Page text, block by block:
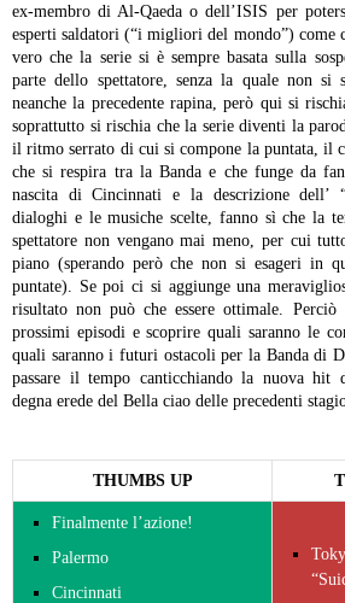
ex-membro di Al-Qaeda o dell’ISIS per
esperti saldatori (“i migliori del mondo”) come
vero che la serie si è sempre basata sulla
parte dello spettatore, senza la quale non si
neanche la precedente rapina, però qui si
soprattutto si rischia che la serie diventi la
il ritmo serrato di cui si compone la puntata, il
che si respira tra la Banda e che funge da
nascita di Cincinnati e la descrizione dell’
dialoghi e le musiche scelte, fanno sì che la
spettatore non vengano mai meno, per cui
piano (sperando però che non si esageri in
puntate).
Se poi ci si aggiunge una
risultato non può che essere ottimale.
prossimi episodi e scoprire quali saranno le
quali saranno i futuri ostacoli per la Banda di
passare il tempo canticchiando la nuova hit
degna erede del Bella ciao delle precedenti
THUMBS UP
Finalmente l’azione!
Palermo
Cincinnati